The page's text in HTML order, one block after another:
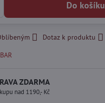
Do košíku
Dotaz k produktu
ZDARMA
nad 1190,- Kč